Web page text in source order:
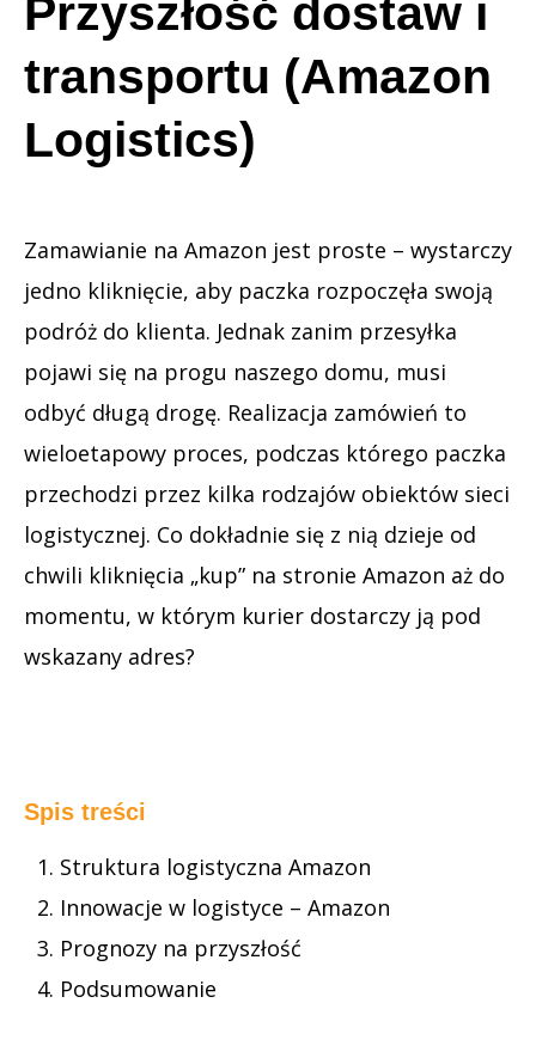
Przyszłość dostaw i
transportu (Amazon
Logistics)
Zamawianie na Amazon jest proste – wystarczy
jedno kliknięcie, aby paczka rozpoczęła swoją
podróż do klienta. Jednak zanim przesyłka
pojawi się na progu naszego domu, musi
odbyć długą drogę. Realizacja zamówień to
wieloetapowy proces, podczas którego paczka
przechodzi przez kilka rodzajów obiektów sieci
logistycznej. Co dokładnie się z nią dzieje od
chwili kliknięcia „kup” na stronie Amazon aż do
momentu, w którym kurier dostarczy ją pod
wskazany adres?
Spis treści
Struktura logistyczna Amazon
Innowacje w logistyce – Amazon
Prognozy na przyszłość
Podsumowanie